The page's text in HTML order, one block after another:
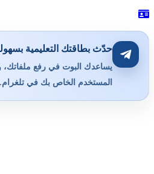
حدّث بطاقتك التعليمية
يساعدك البوت في رفع ملفاتك،
المستخدم الخاص بك في تلغرام.